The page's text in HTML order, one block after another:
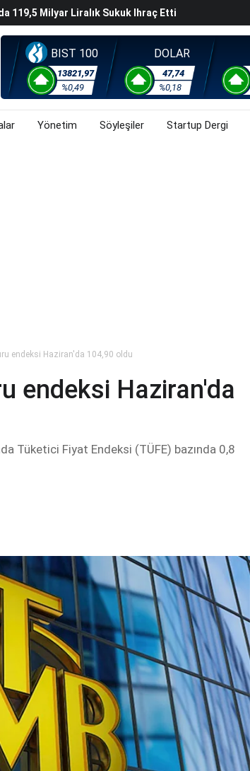
119,5 Milyar Liralık Sukuk Ihraç Etti
Gözler ABD'de Açıklanacak Tarım Dışı Istihdam
Yönetim Yapılanmasına Geçti
Dönüşüyor
BIST 100
13821,97
%0,49
DOLAR
47,74
%0,18
Yönetim Söyleşiler Startup Dergi
endeksi Haziran'da 104,90 oldu
endeksi Haziran'da
Tüketici Fiyat Endeksi (TÜFE) bazında 0,8